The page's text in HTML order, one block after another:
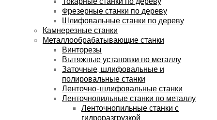
Фрезерные станки по дереву
Шлифовальные станки по дереву
Камнерезные станки
Металлообрабатывающие станки
Винторезы
Вытяжные установки по металлу
Заточные, шлифовальные и
полировальные станки
Ленточно-шлифовальные станки
Ленточнопильные станки по металлу
Ленточнопильные станки с
гидроразгрузкой